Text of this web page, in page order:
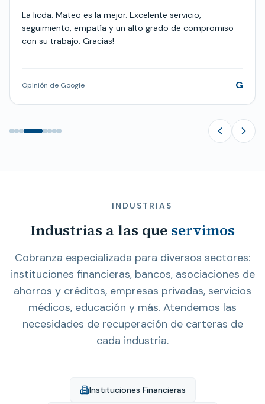
La licda. Mateo es la mejor. Excelente servicio,
seguimiento, empatía y un alto grado de compromiso
con su trabajo. Gracias!
Opinión de Google G
INDUSTRIAS
Industrias a las que servimos
Cobranza especializada para diversos sectores:
instituciones financieras, bancos, asociaciones de
ahorros y créditos, empresas privadas, servicios
médicos, educación y más. Atendemos las
necesidades de recuperación de carteras de
cada industria.
Instituciones Financieras